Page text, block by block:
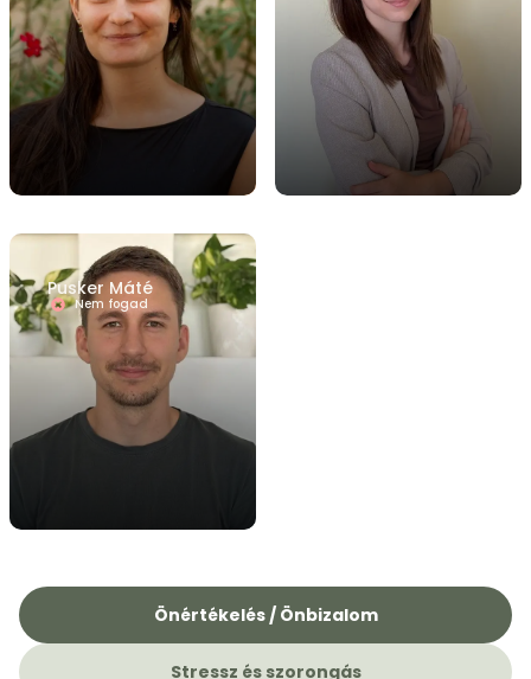
Önértékelés / Önbizalom
Stressz és szorongás
Pusker Máté
Nem fogad